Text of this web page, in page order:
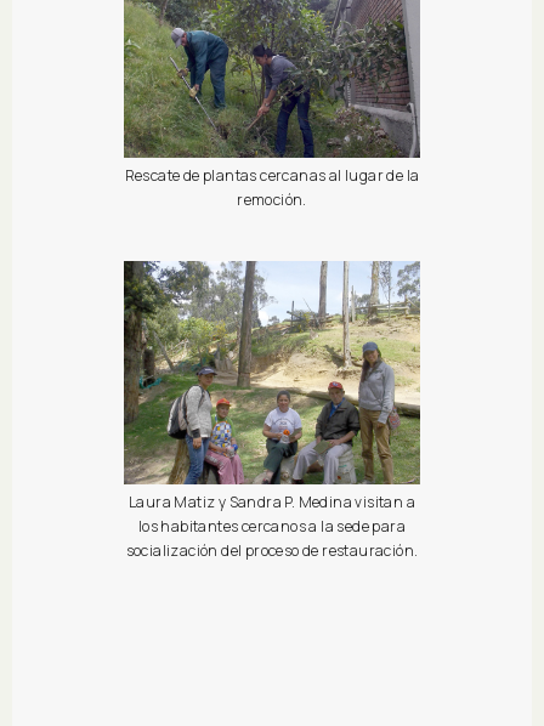
Rescate de plantas cercanas al lugar de la
remoción.
Laura Matiz y Sandra P. Medina visitan a
los habitantes cercanos a la sede para
socialización del proceso de restauración.